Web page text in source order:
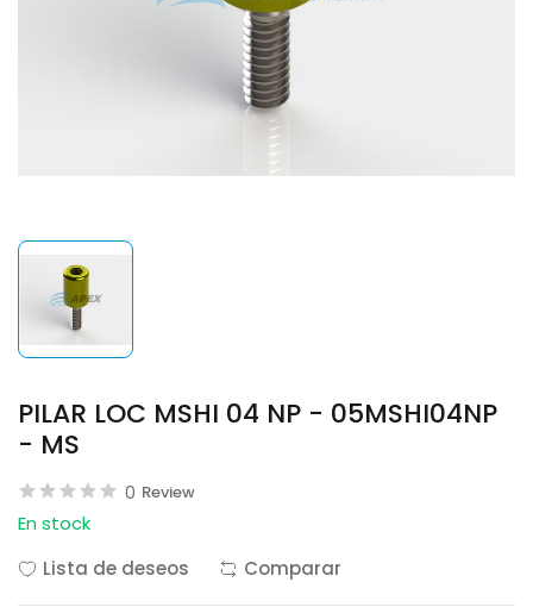
PILAR LOC MSHI 04 NP - 05MSHI04NP
- MS
0 Review
En stock
Lista de deseos
Comparar